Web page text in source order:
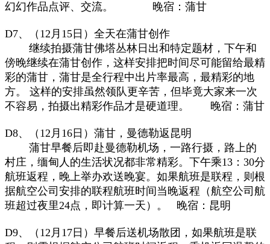
幻幻作品点评、交流。 晚宿：蒲甘
D7、（12月15日）全天在蒲甘创作
继续拍摄蒲甘佛塔丛林日出和特定题材，下午和
傍晚继续在蒲甘创作，这样安排把时间尽可能留给最精
彩的蒲甘，蒲甘是全行程中出片率最高，最精彩的地
方。 这样的安排虽然领队更辛苦，但毕竟大家来一次
不容易，拍摄出精彩作品才是硬道理。 晚宿：蒲甘
D8、（12月16日）蒲甘，曼德勒返昆明
蒲甘早餐后即赴曼德勒机场，一路行摄，路上的
村庄，缅甸人的生活状况都非常精彩。下午乘13：30分
航班返程， 晚上举办欢送晚宴。 如果航班是联程，则根
据航空公司安排的联程航班时间当晚返程（航空公司航
班超过夜里24点，即计算一天）。 晚宿：昆明
D9、（12月17日）早餐后送机场散团，如果航班是联